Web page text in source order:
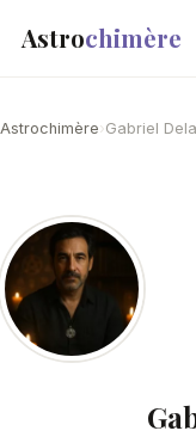
Astrochimère
Astrochimère›Gabriel